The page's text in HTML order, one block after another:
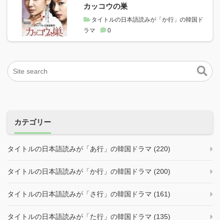
カッコウの巣
タイトルの日本語読みが「か行」の韓国ド
ラマ
0
カテゴリー
タイトルの日本語読みが「あ行」の韓国ドラマ (220)
タイトルの日本語読みが「か行」の韓国ドラマ (200)
タイトルの日本語読みが「さ行」の韓国ドラマ (161)
タイトルの日本語読みが「た行」の韓国ドラマ (135)